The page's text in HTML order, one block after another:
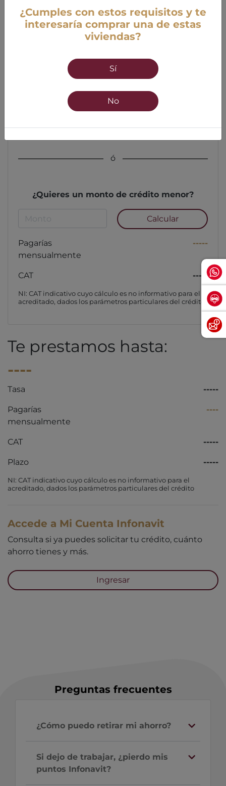
¿Cumples con estos requisitos y te
interesaría comprar una de estas
viviendas?
Sí
No
Edad
18 años mínimo 55 años máximo
ó
¿Quieres un monto de crédito menor?
Calcular
Pagarías
mensualmente
-----
CAT -----
NI: CAT indicativo cuyo cálculo es no informativo para el
acreditado, dados los parámetros particulares del crédito
Te prestamos hasta:
----
Tasa -----
Pagarías
mensualmente
----
CAT -----
Plazo -----
NI: CAT indicativo cuyo cálculo es no informativo para el
acreditado, dados los parámetros particulares del crédito
Accede a Mi Cuenta Infonavit
Consulta si ya puedes solicitar tu crédito, cuánto
ahorro tienes y más.
Ingresar
Preguntas frecuentes
¿Cómo puedo retirar mi ahorro?
Si dejo de trabajar, ¿pierdo mis
puntos Infonavit?